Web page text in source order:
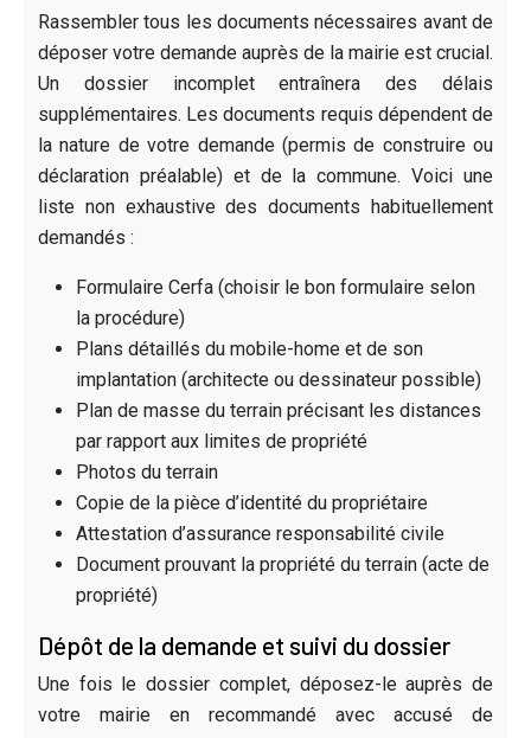
Rassembler tous les documents nécessaires avant de
déposer votre demande auprès de la mairie est crucial.
Un dossier incomplet entraînera des délais
supplémentaires. Les documents requis dépendent de
la nature de votre demande (permis de construire ou
déclaration préalable) et de la commune. Voici une
liste non exhaustive des documents habituellement
demandés :
Formulaire Cerfa (choisir le bon formulaire selon
la procédure)
Plans détaillés du mobile-home et de son
implantation (architecte ou dessinateur possible)
Plan de masse du terrain précisant les distances
par rapport aux limites de propriété
Photos du terrain
Copie de la pièce d’identité du propriétaire
Attestation d’assurance responsabilité civile
Document prouvant la propriété du terrain (acte de
propriété)
Dépôt de la demande et suivi du dossier
Une fois le dossier complet, déposez-le auprès de
votre mairie en recommandé avec accusé de